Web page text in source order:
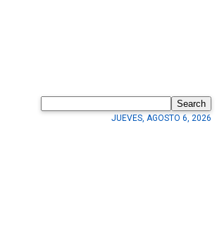
Search
JUEVES, AGOSTO 6, 2026